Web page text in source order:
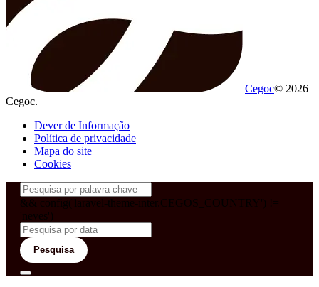
Cegoc© 2026
Cegoc.
Dever de Informação
Política de privacidade
Mapa do site
Cookies
&& config('laravel-theme-inter.CEGOS_COUNTRY') !=
'neves')
Pesquisa